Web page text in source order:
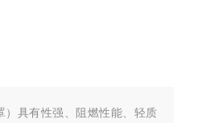
具有性强、阻燃性能、轻质